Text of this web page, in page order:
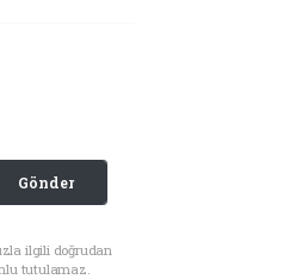
Gönder
ilgili doğrudan
tutulamaz.